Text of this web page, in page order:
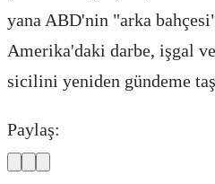
yana ABD'nin "arka
Amerika'daki darbe, işgal
sicilini yeniden gündeme
Paylaş: